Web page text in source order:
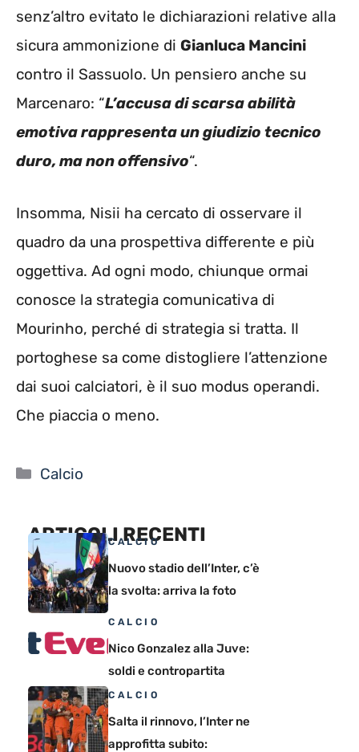
senz’altro evitato le dichiarazioni relative alla
sicura ammonizione di Gianluca Mancini
contro il Sassuolo. Un pensiero anche su
Marcenaro: “L’accusa di scarsa abilità
emotiva rappresenta un giudizio tecnico
duro, ma non offensivo“.
Insomma, Nisii ha cercato di osservare il
quadro da una prospettiva differente e più
oggettiva. Ad ogni modo, chiunque ormai
conosce la strategia comunicativa di
Mourinho, perché di strategia si tratta. Il
portoghese sa come distogliere l’attenzione
dai suoi calciatori, è il suo modus operandi.
Che piaccia o meno.
Categorie
Calcio
ARTICOLI RECENTI
CALCIO
Nuovo stadio dell’Inter, c’è
la svolta: arriva la foto
CALCIO
Nico Gonzalez alla Juve:
soldi e contropartita
CALCIO
Salta il rinnovo, l’Inter ne
approfitta subito: